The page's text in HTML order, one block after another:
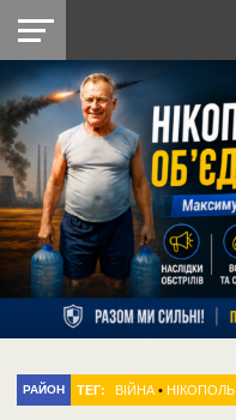
НІКОПОЛЬ
РАЙОН
СІЧЕСЛАВСЬКА
УКРАЇНА
РЕТРО
НІКОПОЛЬ
ЛАЙТ
УКРАЇНА
ДОПОМОГА
РАДІО
РАЙОН ТЕГ: ВІЙНА •НІКОПОЛЬ